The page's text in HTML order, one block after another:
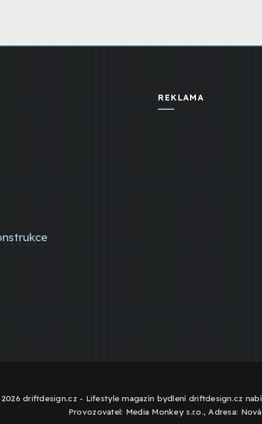
REKLAMA
driftdesign.cz - Lifestyle magazín bydlení driftdesign.cz
Provozovatel: Media Monkey s.r.o., Adresa: